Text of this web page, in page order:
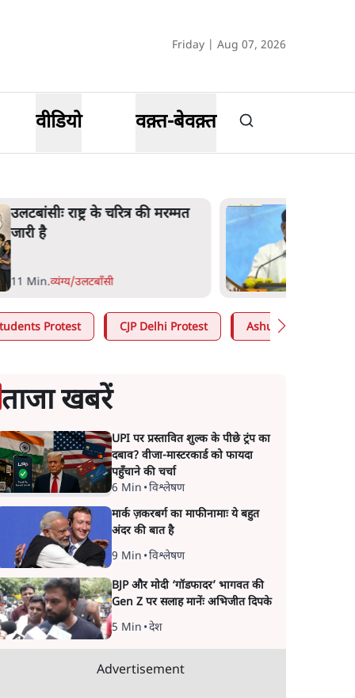
Friday | Aug 07, 2026
वीडियो वक़्त-बेवक़्त
भागवत बोले- 'जेन ज़ी पर आँख
मूंदकर भरोसा, आंदोलन देश-विरोधी
नहीं'; अतुल लिमये बोले थे- 'एंटी
नेशनल'
6 Min.देश
Protest CJP Delhi Protest Ashutosh Ki Baat
ताजा खबरें
UPI पर प्रस्तावित शुल्क के पीछे ट्रंप का
दबाव? वीजा-मास्टरकार्ड को फायदा
पहुँचाने की चर्चा
6 Min •विश्लेषण
मार्क ज़करबर्ग का माफीनामाः ये बहुत
अंदर की बात है
9 Min •विश्लेषण
BJP और मोदी ‘गॉडफादर’ भागवत की
Gen Z पर सलाह मानेंः अभिजीत दिपके
5 Min •देश
Advertisement